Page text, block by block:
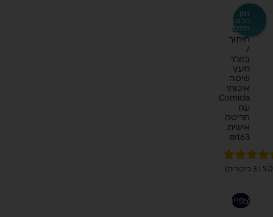
זמן
הכנה
מהיר
קרש
חיתוך
/
בוצ'ר
מעץ
שיטה
איכותי
Comida
עם
חריטה
אישית
₪163
5.00
מבוסס על
של
לצפייה